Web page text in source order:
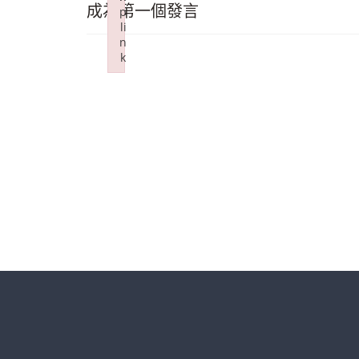
成為第一個發言
p
li
n
k
Failed to initialize plugin: wplink